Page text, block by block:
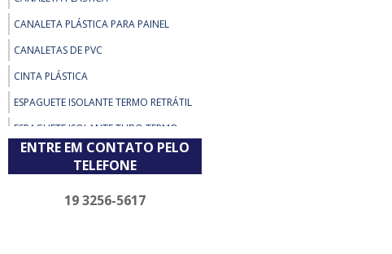
CANALETA PLÁSTICA PARA PAINEL
CANALETAS DE PVC
CINTA PLÁSTICA
ESPAGUETE ISOLANTE TERMO RETRÁTIL
ESPAGUETE ISOLANTE TUBO TERMO
RETRÁTIL
ESPAGUETE TERMO CONTRÁTIL
ESPAGUETE TERMO ENCOLHIVEL
ENTRE EM CONTATO PELO
TELEFONE
19 3256-5617